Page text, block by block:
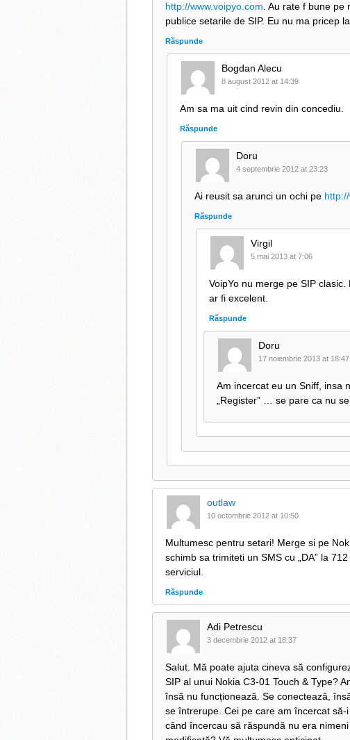
http://www.voipyo.com . Au rate f bune
publice setarile de SIP. Eu nu ma pricep
Răspunde
Bogdan Alecu
8 august 2012 at 14:39
Am sa ma uit cind revin din concediu.
Răspunde
Doru
4 septembrie 2012 at 23:23
Ai reusit sa arunci un ochi pe
Răspunde
Virgil
5 mai 2013 at 7:06
VoipYo nu merge pe SIP
ar fi excelent.
Răspunde
Doru
17 noiembrie 2013 at 18:47
Am incercat eu un Sniff, insa
„Register” … se pare ca nu
outlaw
10 octombrie 2012 at 10:50
Multumesc pentru setari! Merge si pe
schimb sa trimiteti un SMS cu „DA” la
serviciul.
Răspunde
Adi Petrescu
3 decembrie 2012 at 18:37
Salut. Mă poate ajuta cineva să
SIP al unui Nokia C3-01 Touch & Type?
însă nu funcționează. Se conectează,
se întrerupe. Cei pe care am încercat
când încercau să răspundă nu era